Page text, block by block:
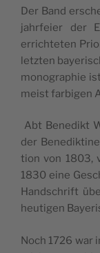
Der Band
jahrfeier der
errichteten
let­zten
mono­gra­phie
meist far­bigen
Abt Benedikt
der
tion von 1803,
1830 eine
Hand­schrift
heuti­gen
Noch 1726 war